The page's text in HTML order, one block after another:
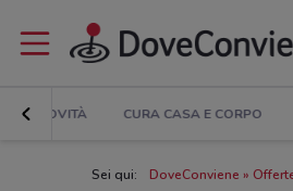
NOVITÀ CURA CASA E CORPO
Sei qui: DoveConviene